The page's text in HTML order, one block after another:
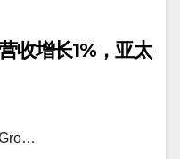
收增长1%，亚太